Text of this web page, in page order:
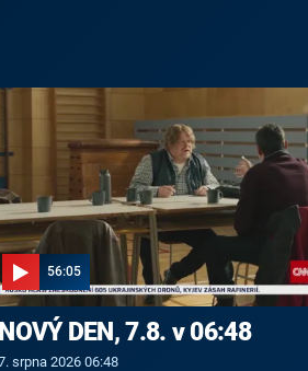
56:05
NOVÝ DEN, 7.8. v 06:48
srpna 2026 06:48